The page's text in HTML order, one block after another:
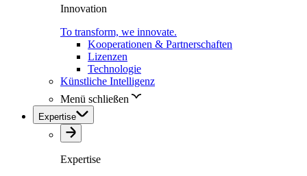
Innovation
To transform, we innovate.
Kooperationen & Partnerschaften
Lizenzen
Technologie
Künstliche Intelligenz
Menü schließen
Expertise
Expertise